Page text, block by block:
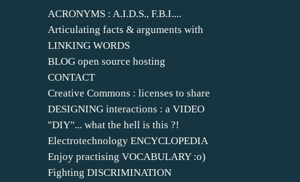
ACRONYMS : A.I.D.S., F.B.I....
Articulating facts & arguments with
LINKING WORDS
BLOG open source hosting
CONTACT
Creative Commons : licenses to share
DESIGNING interactions : a VIDEO
"DIY"... what the hell is this ?!
Electrotechnology ENCYCLOPEDIA
Enjoy practising VOCABULARY :o)
Fighting DISCRIMINATION